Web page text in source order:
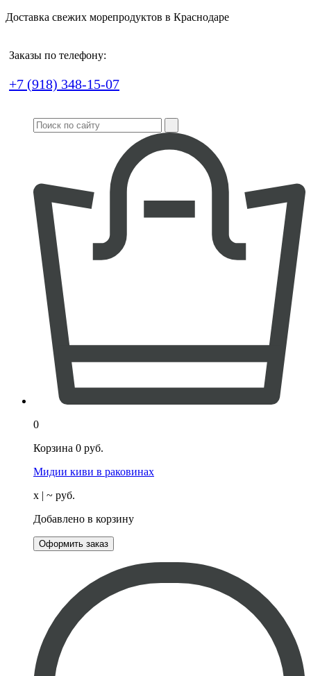
Доставка свежих морепродуктов в Краснодаре
Заказы по телефону:
+7 (918) 348-15-07
0
Корзина 0 руб.
Мидии киви в раковинах
х | ~ руб.
Добавлено в корзину
Оформить заказ